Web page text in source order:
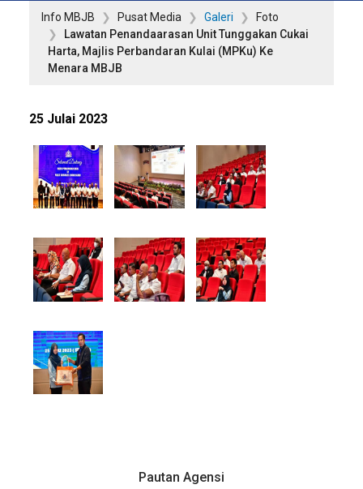
Info MBJB Pusat Media Galeri
Foto
Lawatan Penandaarasan Unit Tunggakan Cukai
Harta, Majlis Perbandaran Kulai (MPKu) Ke
Menara MBJB
25 Julai 2023
Pautan Agensi